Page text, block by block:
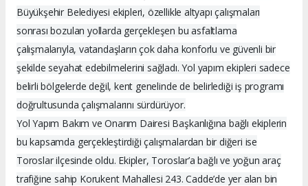
Büyükşehir Belediyesi ekipleri, özellikle altyapı çalışmaları
sonrası bozulan yollarda gerçekleşen bu asfaltlama
çalışmalarıyla, vatandaşların çok daha konforlu ve güvenli bir
şekilde seyahat edebilmelerini sağladı. Yol yapım ekipleri sadece
belirli bölgelerde değil, kent genelinde de belirlediği iş programı
doğrultusunda çalışmalarını sürdürüyor.
Yol Yapım Bakım ve Onarım Dairesi Başkanlığına bağlı ekiplerin
bu kapsamda gerçekleştirdiği çalışmalardan bir diğeri ise
Toroslar ilçesinde oldu. Ekipler, Toroslar’a bağlı ve yoğun araç
trafiğine sahip Korukent Mahallesi 243. Cadde’de yer alan bin